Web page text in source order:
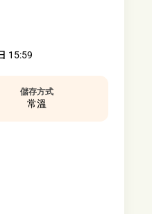
15:59
儲存方式
常溫